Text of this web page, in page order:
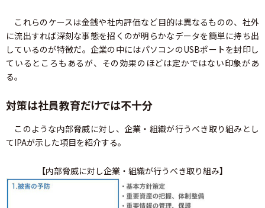
これらのケースは金銭や社内評価など目的は異なるものの、社外
に流出すれば深刻な事態を招くのが明らかなデータを簡単に持ち出
しているのが特徴だ。企業の中にはパソコンのUSBポートを封印し
ているところもあるが、その効果のほどは定かではない印象があ
る。
対策は社員教育だけでは不十分
このような内部脅威に対し、企業・組織が行うべき取り組みとし
てIPAが示した項目を紹介する。
【内部脅威に対し企業・組織が行うべき取り組み】